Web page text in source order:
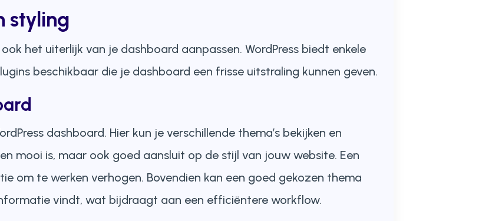
styling
het uiterlijk van je dashboard aanpassen. WordPress biedt enkele
beschikbaar die je dashboard een frisse uitstraling kunnen geven.
dashboard. Hier kun je verschillende thema’s bekijken en
mooi is, maar ook goed aansluit op de stijl van jouw website. Een
om te werken verhogen. Bovendien kan een goed gekozen thema
vindt, wat bijdraagt aan een efficiëntere workflow.